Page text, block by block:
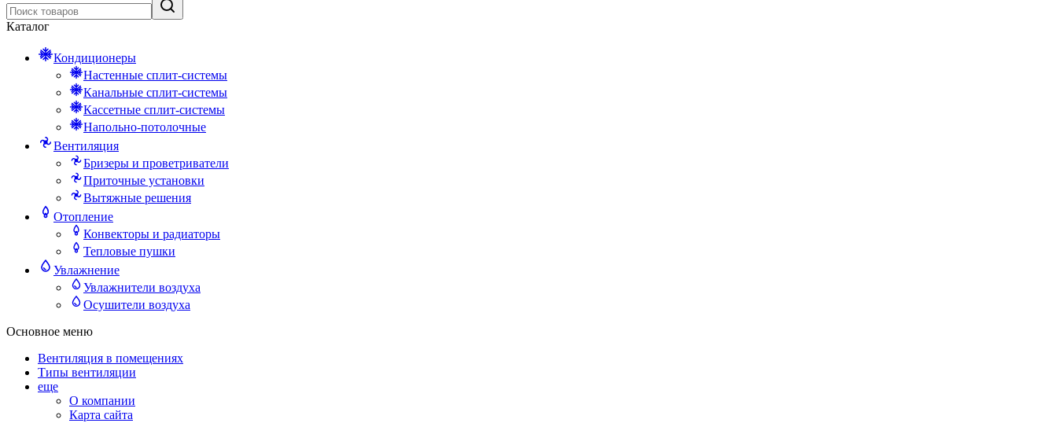
Каталог
Кондиционеры
Настенные сплит-системы
Канальные сплит-системы
Кассетные сплит-системы
Напольно-потолочные
Вентиляция
Бризеры и проветриватели
Приточные установки
Вытяжные решения
Отопление
Конвекторы и радиаторы
Тепловые пушки
Увлажнение
Увлажнители воздуха
Осушители воздуха
Основное меню
Вентиляция в помещениях
Типы вентиляции
еще
О компании
Карта сайта